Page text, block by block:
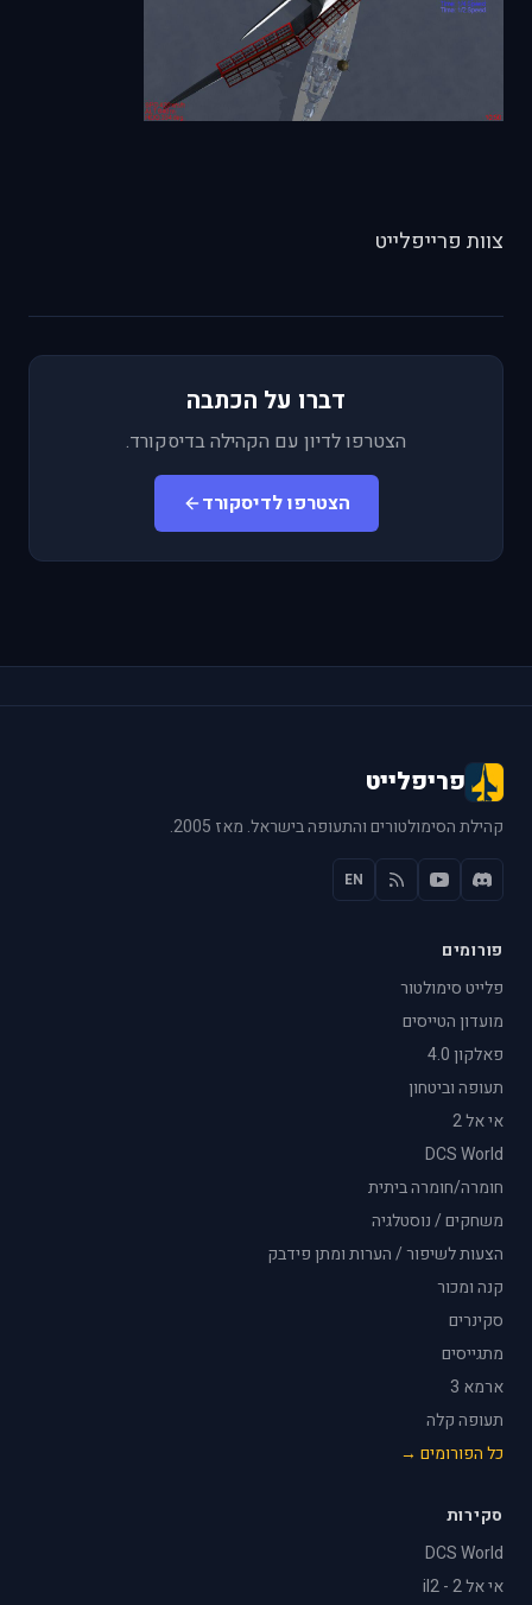
צוות פרייפלייט
דברו על הכתבה
הצטרפו לדיון עם הקהילה בדיסקורד.
הצטרפו לדיסקורד
פריפלייט
קהילת הסימולטורים והתעופה בישראל. מאז 2005.
EN
פורומים
פלייט סימולטור
מועדון הטייסים
פאלקון 4.0
תעופה וביטחון
אי אל 2
DCS World
חומרה/חומרה ביתית
משחקים / נוסטלגיה
הצעות לשיפור / הערות ומתן פידבק
קנה ומכור
סקינרים
מתגייסים
ארמא 3
תעופה קלה
כל הפורומים →
סקירות
DCS World
אי אל 2 - il2